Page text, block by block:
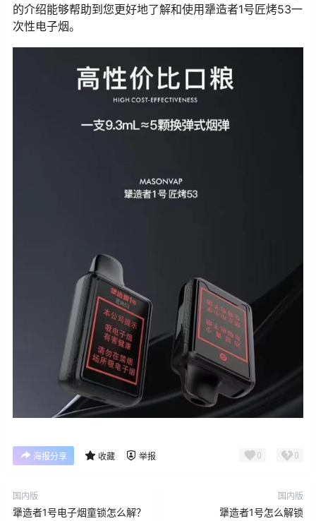
的介绍能够帮助到您更好地了解和使用犟造者1号匠烤53一
次性电子烟。
海报分享 收藏 举报 0 0
国内版
犟造者1号电子烟童锁怎么解？
国内版
犟造者1号怎么解锁